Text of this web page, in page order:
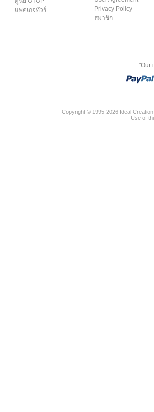
แพคเกจทัวร์
Privacy Policy
สมาชิก
"Our
Copyright © 1995-2026 Ideal
Use of